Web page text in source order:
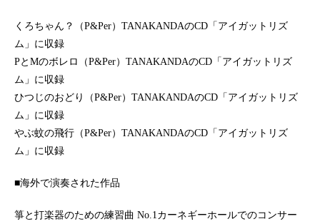
くろちゃん？（P&Per）TANAKANDAのCD「アイガットリズ
ム」に収録
PとMのボレロ（P&Per）TANAKANDAのCD「アイガットリズ
ム」に収録
ひつじのおどり（P&Per）TANAKANDAのCD「アイガットリズ
ム」に収録
やぶ蚊の飛行（P&Per）TANAKANDAのCD「アイガットリズ
ム」に収録
■海外で演奏された作品
箏と打楽器のための練習曲 No.1カーネギーホールでのコンサー